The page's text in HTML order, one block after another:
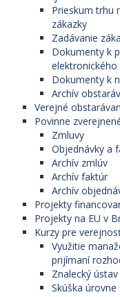
Prieskum trhu
zákazky
Zadávanie
Dokumenty k
elektronického
Dokumenty k
Archív
Verejné
Povinne
Zmluvy
Objednávky a
Archív zmlúv
Archív faktúr
Archív
Projekty
Projekty na EU v
Kurzy pre
Využitie
prijímaní
Znalecký ústav
Skúška
Economics
Management
(v anglickom
Ekonomika a
manažment v
energetike
(v spolupráci s
Fakultou
elektrotechniky
informatiky STU
Bratislave)
Manažment v
realitách
Ekonomika
podniku
- so
manažérska
logistika
- so